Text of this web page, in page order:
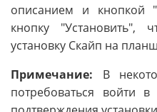
описанием и кнопкой
кнопку "Установить",
установку Скайп на
Примечание: В
потребоваться войти